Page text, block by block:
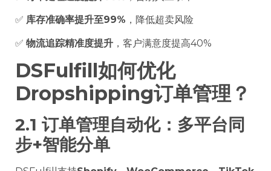
✅ 库存准确率提升至99% ，降低超卖风险
✅ 物流追踪精准度提升 ，客户满意度提高40%
DSFulfill如何优化
Dropshipping订单管理？
2.1 订单管理自动化：多平台同
步+智能分单